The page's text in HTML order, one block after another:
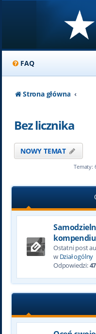
FAQ
Strona główna
Bez licznika
NOWY TEMAT
Tematy:
Ostatni post
w Dział ogólny
Odpowiedzi: